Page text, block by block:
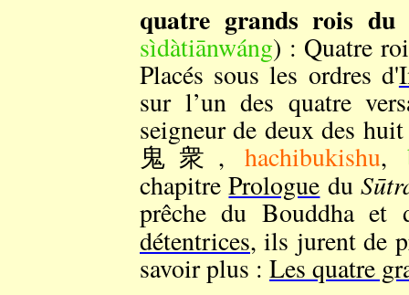
quatre grands rois du
sìdàtiānwáng) : Quatre
Placés sous les ordres d'
sur l’un des quatre
seigneur de deux des
鬼衆, hachibukishu,
chapitrePrologue du
prêche du Bouddha
détentrices, ils jurent de
savoir plus : Les quatre